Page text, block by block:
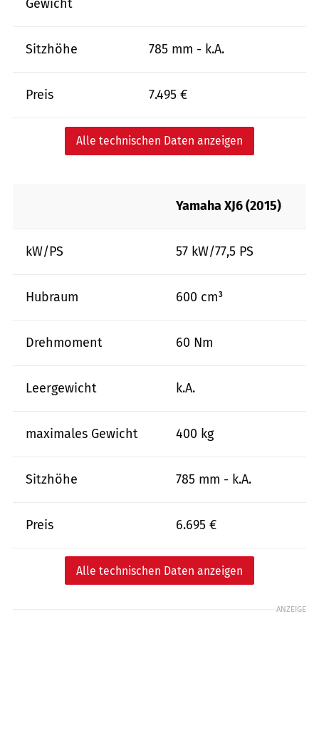
Gewicht
Sitzhöhe 785 mm - k.A.
Preis 7.495 €
Alle technischen Daten anzeigen
Yamaha XJ6 (2015)
kW/PS 57 kW/77,5 PS
Hubraum 600 cm³
Drehmoment 60 Nm
Leergewicht k.A.
maximales Gewicht 400 kg
Sitzhöhe 785 mm - k.A.
Preis 6.695 €
Alle technischen Daten anzeigen
ANZEIGE